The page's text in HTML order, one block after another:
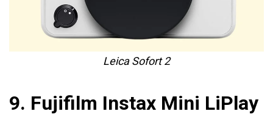
Leica Sofort 2
9. Fujifilm Instax Mini LiPlay